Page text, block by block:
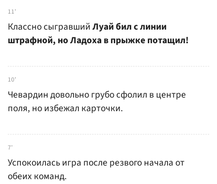
11'
Классно сыгравшийЛуай бил с линии
штрафной, но Ладоха в прыжке потащил!
10'
Чевардин довольно грубо сфолил в центре
поля, но избежал карточки.
7'
Успокоилась игра после резвого начала от
обеих команд.